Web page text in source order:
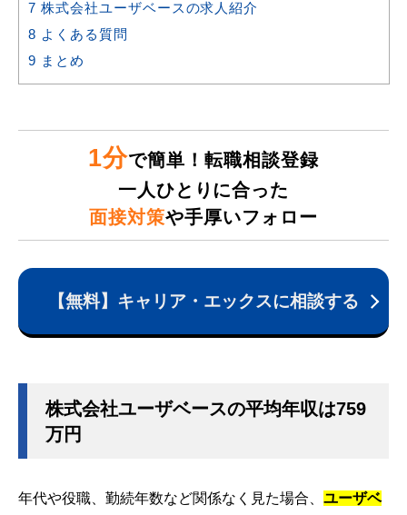
7 株式会社ユーザベースの求人紹介
8 よくある質問
9 まとめ
1分で簡単！転職相談登録
一人ひとりに合った
面接対策や手厚いフォロー
【無料】キャリア・エックスに相談する
株式会社ユーザベースの平均年収は759
万円
年代や役職、勤続年数など関係なく見た場合、 ユーザベ